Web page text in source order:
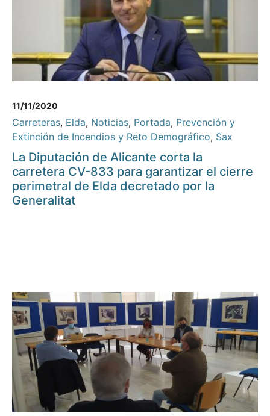
11/11/2020
Carreteras, Elda, Noticias, Portada, Prevención y
Extinción de Incendios y Reto Demográfico, Sax
La Diputación de Alicante corta la
carretera CV-833 para garantizar el cierre
perimetral de Elda decretado por la
Generalitat